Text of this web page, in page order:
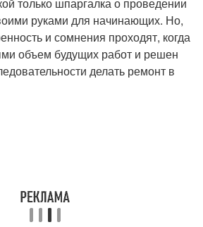
руками для начинающих. Но,
и сомнения проходят, когда
объем будущих работ и решен
делать ремонт в